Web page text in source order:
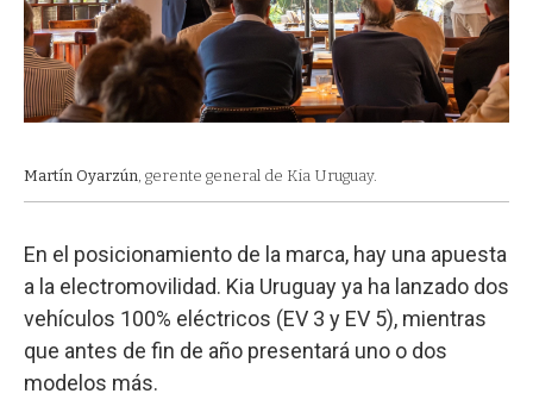
Martín Oyarzún, gerente general de Kia Uruguay.
En el posicionamiento de la marca, hay una apuesta
a la electromovilidad. Kia Uruguay ya ha lanzado dos
vehículos 100% eléctricos (EV 3 y EV 5), mientras
que antes de fin de año presentará uno o dos
modelos más.